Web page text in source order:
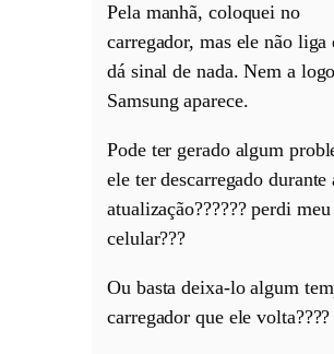
Pela manhã, coloquei no
carregador, mas ele não liga
dá sinal de nada. Nem a
Samsung aparece.
Pode ter gerado algum
ele ter descarregado durante
atualização?????? perdi meu
celular???
Ou basta deixa-lo algum
carregador que ele volta????